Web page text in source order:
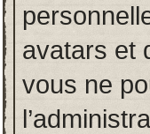
avatars et
vous ne